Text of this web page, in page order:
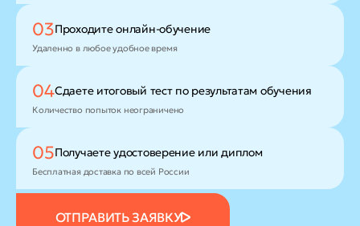
ОТПРАВИТЬ ЗАЯВКУ
03Проходитеонлайн-обучение
Удаленно в любое удобное время
04Сдаете итоговый тест по результатам обучения
Количество попыток неограничено
05Получаете удостоверение или диплом
Бесплатная доставка по всей России